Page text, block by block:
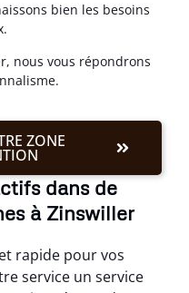
bien les besoins
nous vous répondrons
ZONE
dans de
à Zinswiller
rapide pour vos
service un service